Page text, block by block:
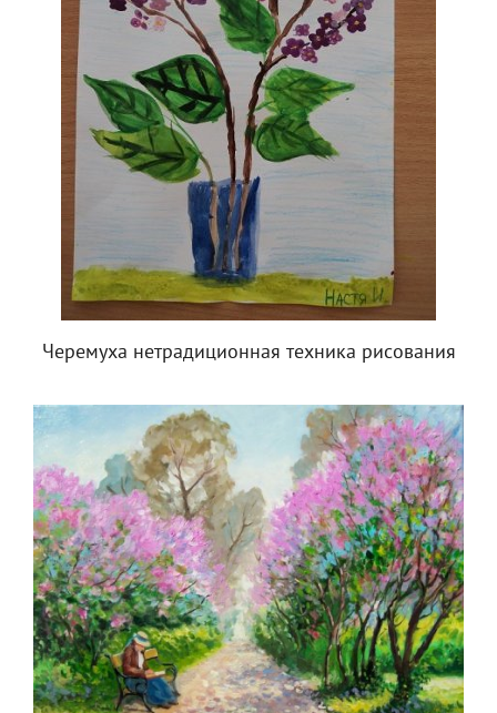
Черемуха нетрадиционная техника рисования